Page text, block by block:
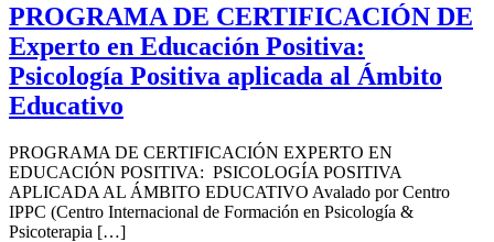
PROGRAMA DE CERTIFICACIÓN DE
Experto en Educación Positiva:
Psicología Positiva aplicada al Ámbito
Educativo
PROGRAMA DE CERTIFICACIÓN EXPERTO EN
EDUCACIÓN POSITIVA: PSICOLOGÍA POSITIVA
APLICADA AL ÁMBITO EDUCATIVO Avalado por Centro
IPPC (Centro Internacional de Formación en Psicología &
Psicoterapia […]